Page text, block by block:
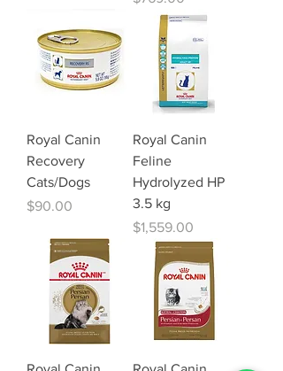
Royal Canin
Recovery
Cats/Dogs
Precio
$90.00
Royal Canin
Feline
Hydrolyzed HP
3.5 kg
Precio
$1,559.00